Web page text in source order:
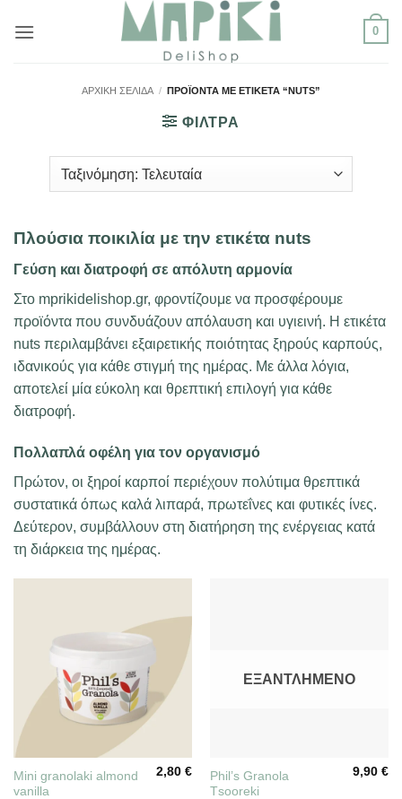
στο
0
ΑΡΧΙΚΉ ΣΕΛΊΔΑ / ΠΡΟΪΌΝΤΑ ΜΕ ΕΤΙΚΈΤΑ “NUTS”
ΦΙΛΤΡΑ
Πλούσια ποικιλία με την ετικέτα nuts
Γεύση και διατροφή σε απόλυτη αρμονία
Στο mprikidelishop.gr, φροντίζουμε να προσφέρουμε
προϊόντα που συνδυάζουν απόλαυση και υγιεινή. Η ετικέτα
nuts περιλαμβάνει εξαιρετικής ποιότητας ξηρούς καρπούς,
ιδανικούς για κάθε στιγμή της ημέρας. Με άλλα λόγια,
αποτελεί μία εύκολη και θρεπτική επιλογή για κάθε
διατροφή.
Πολλαπλά οφέλη για τον οργανισμό
Πρώτον, οι ξηροί καρποί περιέχουν πολύτιμα θρεπτικά
συστατικά όπως καλά λιπαρά, πρωτεΐνες και φυτικές ίνες.
Δεύτερον, συμβάλλουν στη διατήρηση της ενέργειας κατά
τη διάρκεια της ημέρας.
Mini granolaki almond
vanilla
2,80€
ΕΞΑΝΤΛΗΜΈΝΟ
Phil’s Granola
Τsooreki
9,90€